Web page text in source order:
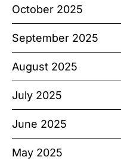
October 2025
September 2025
August 2025
July 2025
June 2025
May 2025